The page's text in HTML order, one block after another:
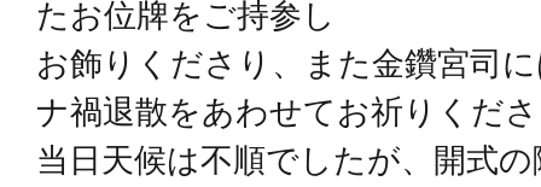
たお位牌をご持参し
お飾りくださり、また金鑽宮司
ナ禍退散をあわせてお祈りくだ
当日天候は不順でしたが、開式